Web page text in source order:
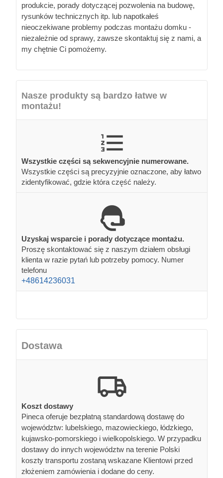
produkcie, porady dotyczącej pozwolenia na budowę,
rysunków technicznych itp. lub napotkałeś
nieoczekiwane problemy podczas montażu domku -
niezależnie od sprawy, zawsze skontaktuj się z nami, a
my chętnie Ci pomożemy.
Nasze produkty są bardzo łatwe w
montażu!
Wszystkie części są sekwencyjnie numerowane.
Wszystkie części są precyzyjnie oznaczone, aby łatwo
zidentyfikować, gdzie która część należy.
Uzyskaj wsparcie i porady dotyczące montażu.
Proszę skontaktować się z naszym działem obsługi
klienta w razie pytań lub potrzeby pomocy. Numer
telefonu
+48614236031
Dostawa
Koszt dostawy
Pineca oferuje bezpłatną standardową dostawę do
województw: lubelskiego, mazowieckiego, łódzkiego,
kujawsko-pomorskiego i wielkopolskiego. W przypadku
dostawy do innych województw na terenie Polski
koszty transportu zostaną wskazane Klientowi przed
złożeniem zamówienia i dodane do ceny.